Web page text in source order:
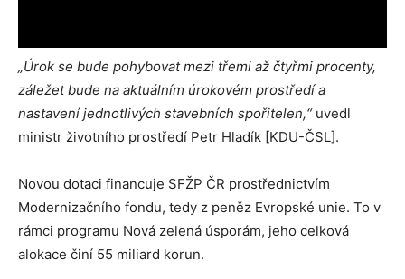
„Úrok se bude pohybovat mezi třemi až čtyřmi procenty,
záležet bude na aktuálním úrokovém prostředí a
nastavení jednotlivých stavebních spořitelen,“ uvedl
ministr životního prostředí Petr Hladík [KDU-ČSL].
Novou dotaci financuje SFŽP ČR prostřednictvím
Modernizačního fondu, tedy z peněz Evropské unie. To v
rámci programu Nová zelená úsporám, jeho celková
alokace činí 55 miliard korun.